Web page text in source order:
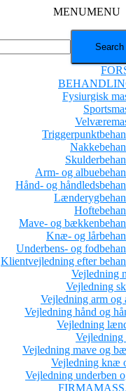
MENUMENU
Fysiurgisk
Arm- og
Hånd- og
Mave- og
Knæ- og
Underbens- og
Klientvejledning efter
Vejledning
Vejledning
Vejledning arm og
Vejledning hånd og
Vejledning
Vejledning
Vejledning mave og
Vejledning knæ
Vejledning underben